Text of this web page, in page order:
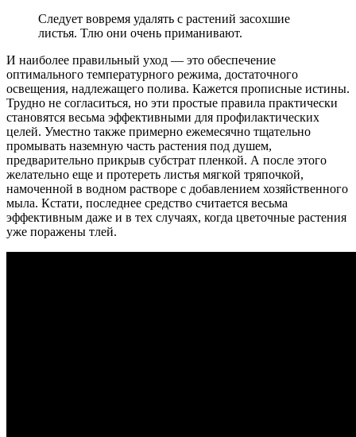
Следует вовремя удалять с растений засохшие
листья. Тлю они очень приманивают.
И наиболее правильный уход — это обеспечение
оптимального температурного режима, достаточного
освещения, надлежащего полива. Кажется прописные истины.
Трудно не согласиться, но эти простые правила практически
становятся весьма эффективными для профилактических
целей. Уместно также примерно ежемесячно тщательно
промывать наземную часть растения под душем,
предварительно прикрыв субстрат пленкой. А после этого
желательно еще и протереть листья мягкой тряпочкой,
намоченной в водном растворе с добавлением хозяйственного
мыла. Кстати, последнее средство считается весьма
эффективным даже и в тех случаях, когда цветочные растения
уже поражены тлей.